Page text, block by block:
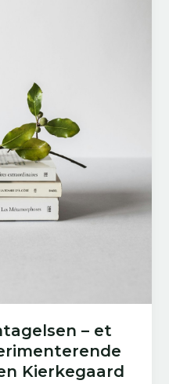
– et
Kierkegaard